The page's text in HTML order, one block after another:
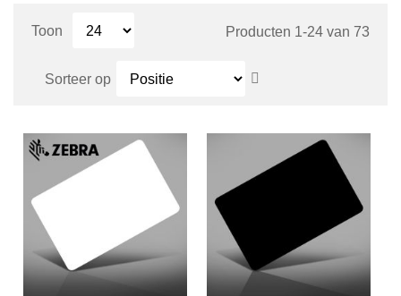
Producten 1-24 van 73
Toon
Sorteer op
laag
sorteren